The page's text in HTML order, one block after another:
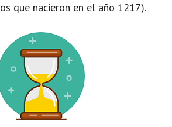
que nacieron en el año 1217).